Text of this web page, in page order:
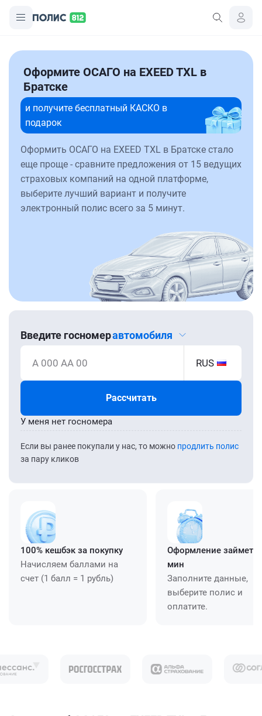
Оформите ОСАГО на EXEED TXL в
Братске
и получите бесплатный КАСКО в
подарок
Оформить ОСАГО на EXEED TXL в Братске стало
еще проще - сравните предложения от 15 ведущих
страховых компаний на одной платформе,
выберите лучший вариант и получите
электронный полис всего за 5 минут.
Введите госномеравтомобиля
А 000 АА 00 RUS
Рассчитать
Если вы ранее покупали у нас, то можно продлить полис
за пару кликов
У меня нет госномера
100% кешбэк за покупку
Начисляем баллами на
счет (1 балл = 1 рубль)
Оформление займет
мин
Заполните данные,
выберите полис и
оплатите.